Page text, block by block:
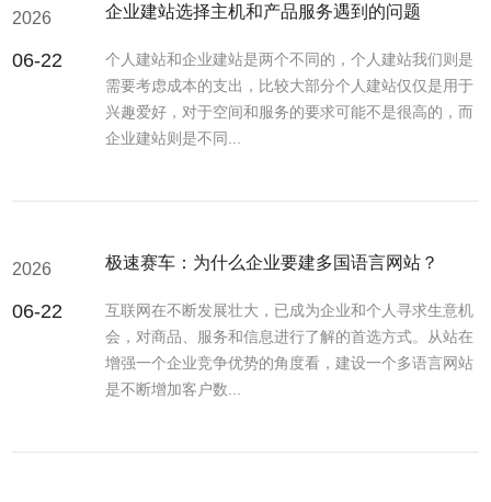
2026
06-22
企业建站选择主机和产品服务遇到的问题
个人建站和企业建站是两个不同的，个人建站我们则是
需要考虑成本的支出，比较大部分个人建站仅仅是用于
兴趣爱好，对于空间和服务的要求可能不是很高的，而
企业建站则是不同...
2026
06-22
极速赛车：为什么企业要建多国语言网站？
互联网在不断发展壮大，已成为企业和个人寻求生意机
会，对商品、服务和信息进行了解的首选方式。从站在
增强一个企业竞争优势的角度看，建设一个多语言网站
是不断增加客户数...